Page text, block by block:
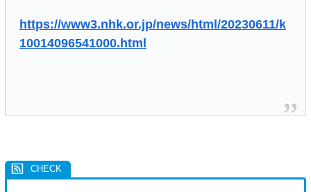
https://www3.nhk.or.jp/news/html/20230611/k
10014096541000.html